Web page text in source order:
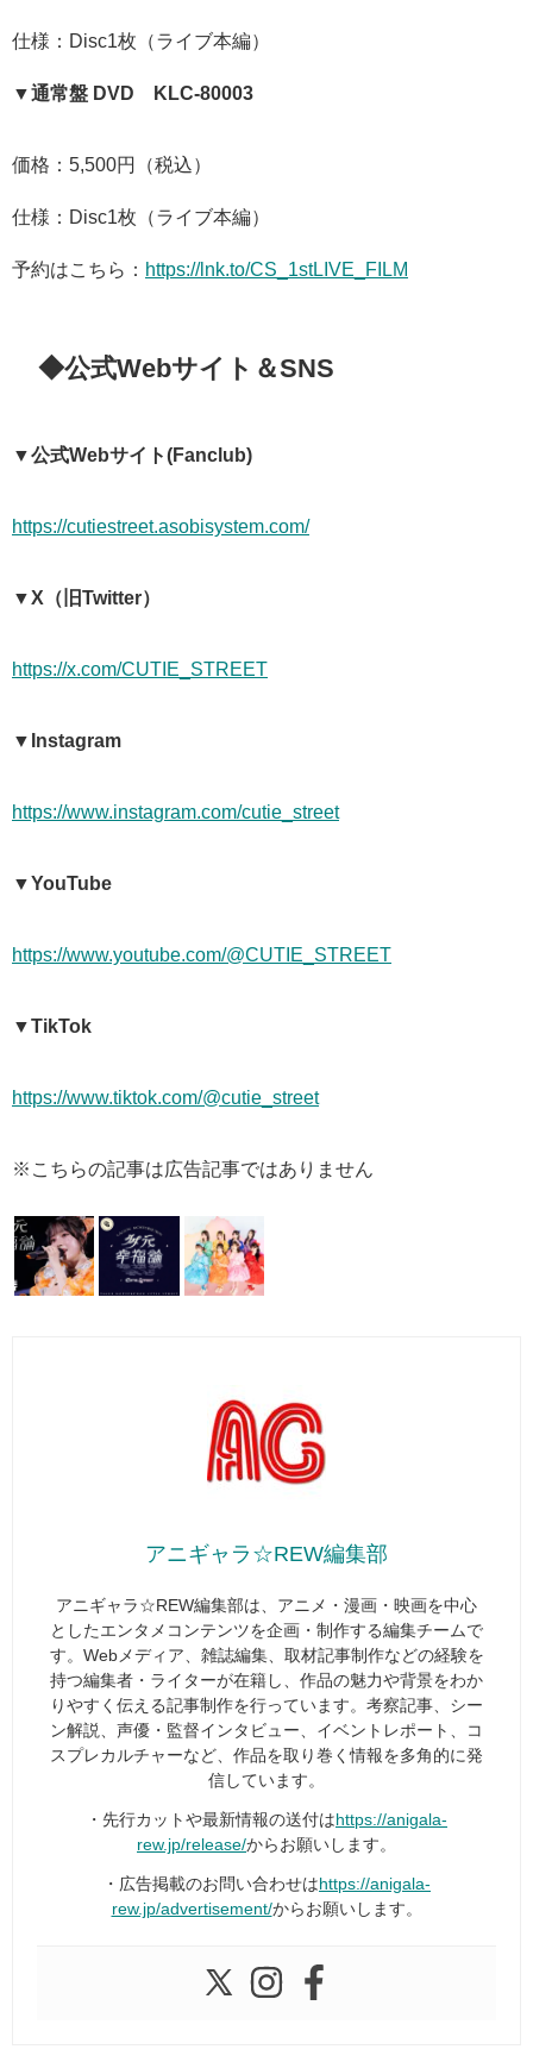
仕様：Disc1枚（ライブ本編）
▼通常盤 DVD KLC-80003
価格：5,500円（税込）
仕様：Disc1枚（ライブ本編）
予約はこちら： https://lnk.to/CS_1stLIVE_FILM
◆公式Webサイト＆SNS
▼公式Webサイト(Fanclub)
https://cutiestreet.asobisystem.com/
▼X（旧Twitter）
https://x.com/CUTIE_STREET
▼Instagram
https://www.instagram.com/cutie_street
▼YouTube
https://www.youtube.com/@CUTIE_STREET
▼TikTok
https://www.tiktok.com/@cutie_street
※こちらの記事は広告記事ではありません
アニギャラ☆REW編集部
アニギャラ☆REW編集部は、アニメ・漫画・映画を中心
としたエンタメコンテンツを企画・制作する編集チームで
す。Webメディア、雑誌編集、取材記事制作などの経験を
持つ編集者・ライターが在籍し、作品の魅力や背景をわか
りやすく伝える記事制作を行っています。考察記事、シー
ン解説、声優・監督インタビュー、イベントレポート、コ
スプレカルチャーなど、作品を取り巻く情報を多角的に発
信しています。
・先行カットや最新情報の送付は https://anigala-
rew.jp/release/からお願いします。
・広告掲載のお問い合わせは https://anigala-
rew.jp/advertisement/からお願いします。